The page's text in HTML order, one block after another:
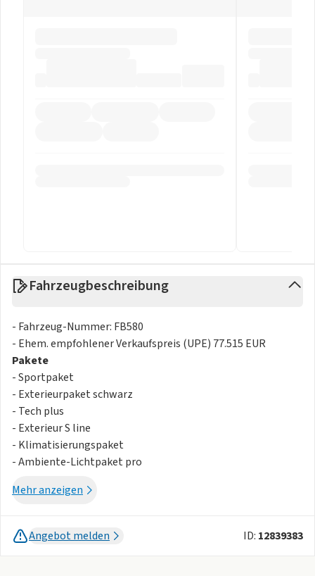
Fahrzeugbeschreibung
- Fahrzeug-Nummer: FB580
- Ehem. empfohlener Verkaufspreis (UPE) 77.515 EUR
Pakete
- Sportpaket
- Exterieurpaket schwarz
- Tech plus
- Exterieur S line
- Klimatisierungspaket
- Ambiente-Lichtpaket pro
- Funktionspaket
- Assistenzpaket Schutz- und Warnsysteme plus
- Nichtraucherausführung
Mehr anzeigen
Angebot melden ID: 12839383